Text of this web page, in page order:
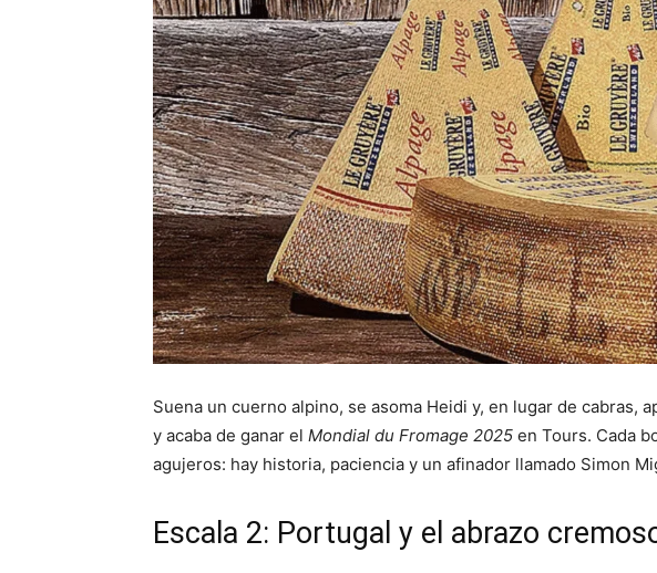
Suena un cuerno alpino, se asoma Heidi y, en lugar de cabras,
y acaba de ganar el Mondial du Fromage 2025 en Tours. Cada
agujeros: hay historia, paciencia y un afinador llamado Simon
Escala 2: Portugal y el abrazo